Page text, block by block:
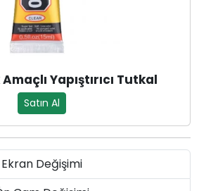
Yapıştırıcı Tutkal
Satın Al
Ekran Değişimi